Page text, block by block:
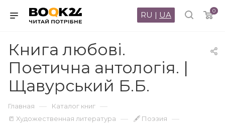
0
RU | UA
Книга любові.
Поетична антологія. |
Щавурський Б.Б.
Главная — Каталог книг —
📒 Художественная литература — 🖋 Поэзия —